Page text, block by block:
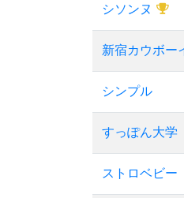
シソンヌ
新宿カウボー
シンプル
すっぽん大学
ストロベビー